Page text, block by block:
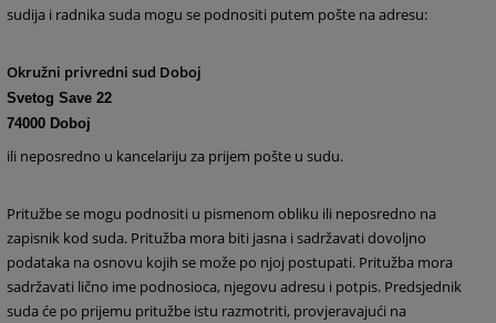
sudija i radnika suda mogu se podnositi putem pošte na adresu:
Okružni privredni sud Doboj
Svetog Save 22
74000 Doboj
ili neposredno u kancelariju za prijem pošte u sudu.
Pritužbe se mogu podnositi u pismenom obliku ili neposredno na
zapisnik kod suda. Pritužba mora biti jasna i sadržavati dovoljno
podataka na osnovu kojih se može po njoj postupati. Pritužba mora
sadržavati lično ime podnosioca, njegovu adresu i potpis. Predsjednik
suda će po prijemu pritužbe istu razmotriti, provjeravajući na